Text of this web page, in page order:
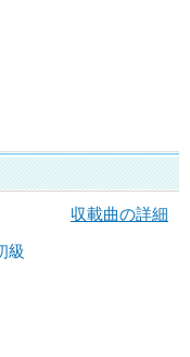
収載曲の詳細
級